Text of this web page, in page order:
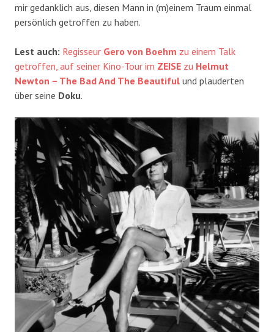
mir gedanklich aus, diesen Mann in (m)einem Traum einmal
persönlich getroffen zu haben.
Lest auch: Regisseur Gero von Boehm zu einem Talk
getroffen, auf seiner Kino-Tour im ZEISE zu Helmut
Newton – The Bad And The Beautiful und plauderten
über seine Doku.